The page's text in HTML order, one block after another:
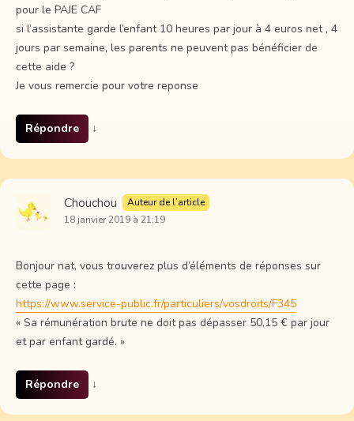
pour le PAJE CAF
si l’assistante garde l’enfant 10 heures par jour à 4 euros net , 4
jours par semaine, les parents ne peuvent pas bénéficier de
cette aide ?
Je vous remercie pour votre reponse
Répondre ↓
Chouchou
Auteur de l’article
18 janvier 2019 à 21:19
Bonjour nat, vous trouverez plus d’éléments de réponses sur
cette page :
https://www.service-public.fr/particuliers/vosdroits/F345
« Sa rémunération brute ne doit pas dépasser 50,15 € par jour
et par enfant gardé. »
Répondre ↓